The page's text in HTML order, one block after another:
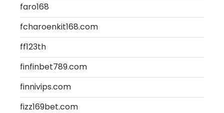
faro168
fcharoenkit168.com
ff123th
finfinbet789.com
finnivips.com
fizz169bet.com